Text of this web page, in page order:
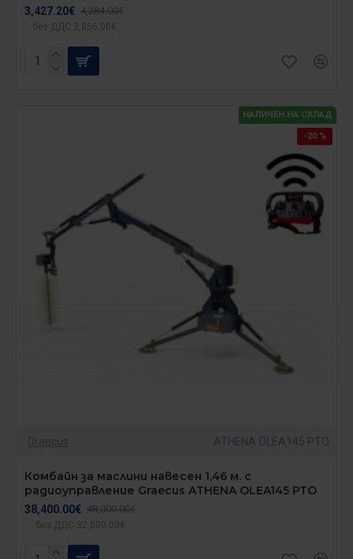
3,427.20€ 4,284.00€
без ДДС:2,856.00€
НАЛИЧЕН НА СКЛАД
-20 %
Graecus ATHENA OLEA145 PTO
Комбайн за маслини навесен 1,46 м. с
радиоуправление Graecus ATHENA OLEA145 PTO
38,400.00€ 48,000.00€
без ДДС:32,000.00€